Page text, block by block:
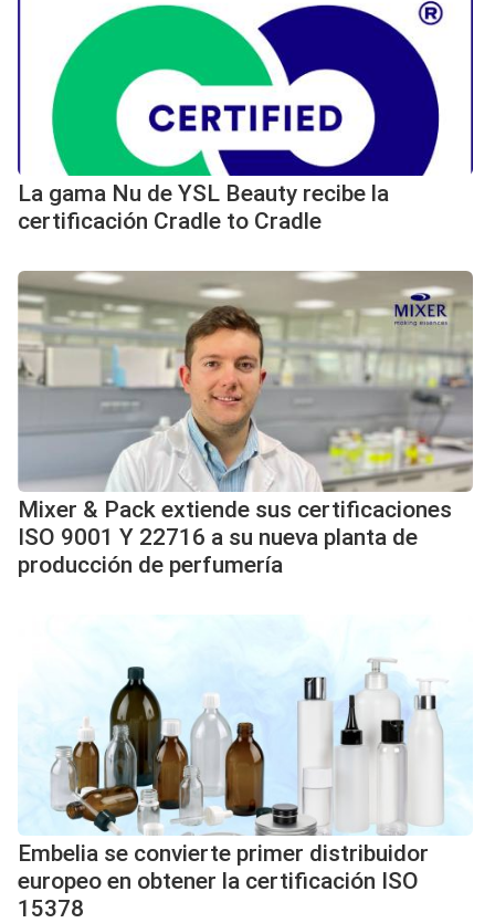
La gama Nu de YSL Beauty recibe la
certificación Cradle to Cradle
Mixer & Pack extiende sus certificaciones
ISO 9001 Y 22716 a su nueva planta de
producción de perfumería
Embelia se convierte primer distribuidor
europeo en obtener la certificación ISO
15378